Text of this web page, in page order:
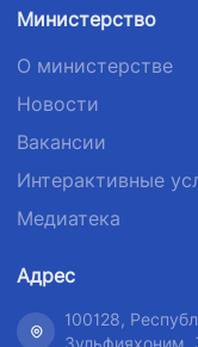
Министерство
О министерстве
Новости
Вакансии
Интерактивные
Медиатека
Адрес
100128,
Зульфияхоним,